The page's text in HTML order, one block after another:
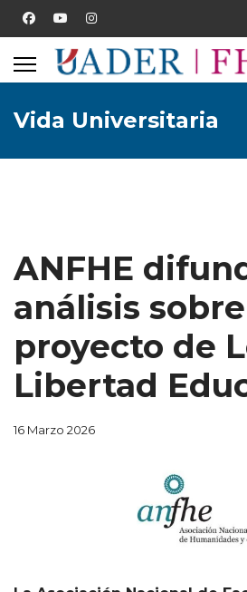
Vida Universitaria
ANFHE
análisis
proyecto de
Libertad
16 Marzo 2026